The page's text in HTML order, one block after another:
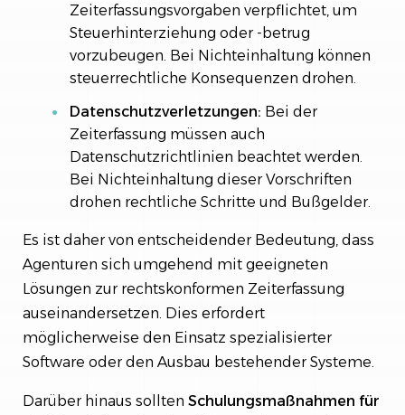
Zeiterfassungsvorgaben verpflichtet, um
Steuerhinterziehung oder -betrug
vorzubeugen. Bei Nichteinhaltung können
steuerrechtliche Konsequenzen drohen.
Datenschutzverletzungen: Bei der
Zeiterfassung müssen auch
Datenschutzrichtlinien beachtet werden.
Bei Nichteinhaltung dieser Vorschriften
drohen rechtliche Schritte und Bußgelder.
Es ist daher von entscheidender Bedeutung, dass
Agenturen sich umgehend mit geeigneten
Lösungen zur rechtskonformen Zeiterfassung
auseinandersetzen. Dies erfordert
möglicherweise den Einsatz spezialisierter
Software oder den Ausbau bestehender Systeme.
Darüber hinaus sollten Schulungsmaßnahmen für